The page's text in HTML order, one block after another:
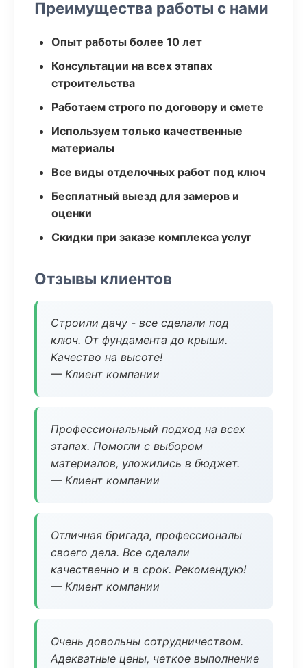
Преимущества работы с нами
Опыт работы более 10 лет
Консультации на всех этапах
строительства
Работаем строго по договору и смете
Используем только качественные
материалы
Все виды отделочных работ под ключ
Бесплатный выезд для замеров и
оценки
Скидки при заказе комплекса услуг
Отзывы клиентов
Строили дачу - все сделали под
ключ. От фундамента до крыши.
Качество на высоте!
— Клиент компании
Профессиональный подход на всех
этапах. Помогли с выбором
материалов, уложились в бюджет.
— Клиент компании
Отличная бригада, профессионалы
своего дела. Все сделали
качественно и в срок. Рекомендую!
— Клиент компании
Очень довольны сотрудничеством.
Адекватные цены, четкое выполнение